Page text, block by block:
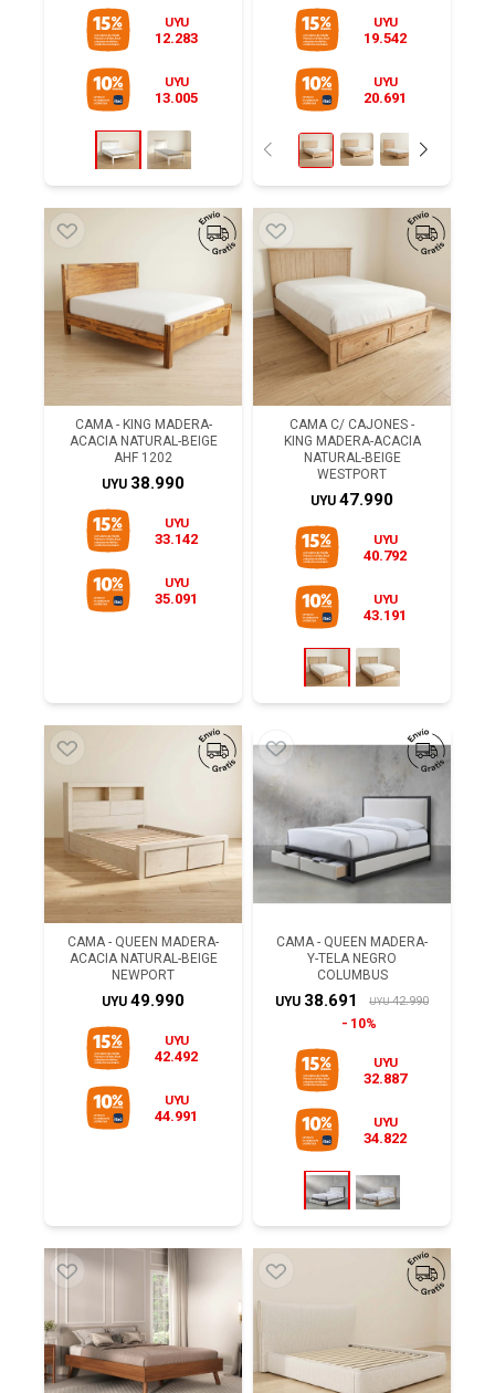
UYU
12.283
UYU
13.005
UYU
19.542
UYU
20.691
CAMA - KING MADERA-
ACACIA NATURAL-BEIGE
AHF 1202
UYU 38.990
UYU
33.142
UYU
35.091
CAMA C/ CAJONES -
KING MADERA-ACACIA
NATURAL-BEIGE
WESTPORT
UYU 47.990
UYU
40.792
UYU
43.191
CAMA - QUEEN MADERA-
ACACIA NATURAL-BEIGE
NEWPORT
UYU 49.990
UYU
42.492
UYU
44.991
CAMA - QUEEN MADERA-
Y-TELA NEGRO
COLUMBUS
UYU 38.691 UYU 42.990
10%
UYU
32.887
UYU
34.822